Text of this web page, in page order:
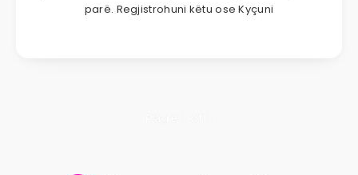
parë. Regjistrohuni këtu ose Kyçuni